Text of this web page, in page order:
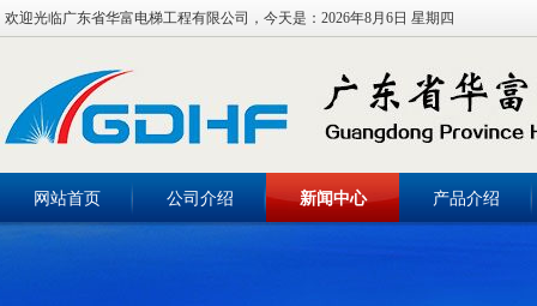
欢迎光临广东省华富电梯工程有限公司，今天是： 2026年8月6日 星期四
网站首页 公司介绍 新闻中心 产品介绍